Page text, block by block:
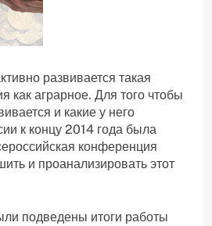
развивается такая
как аграрное. Для того чтобы
и какие у него
к концу 2014 года была
конференция
и проанализировать этот
подведены итоги работы